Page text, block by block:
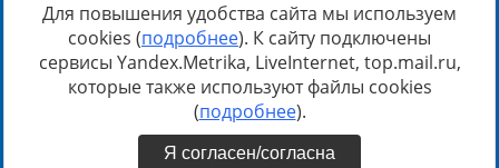
Источник:https://minjust.gov.ru/uploaded/files/reestr-
inostrannyih-agentov-22-03-2024.pdfданные на22.03.2024
Для повышения удобства сайта мы используем
cookies (подробнее). К сайту подключены
сервисы Yandex.Metrika, LiveInternet, top.mail.ru,
которые также используют файлы cookies
(подробнее).
Я согласен/согласна